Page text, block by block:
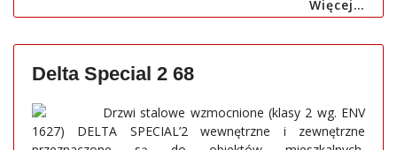
Więcej…
Delta Special 2 68
Drzwi stalowe wzmocnione (klasy 2 wg. ENV
1627) DELTA SPECIAL’2 wewnętrzne i zewnętrzne